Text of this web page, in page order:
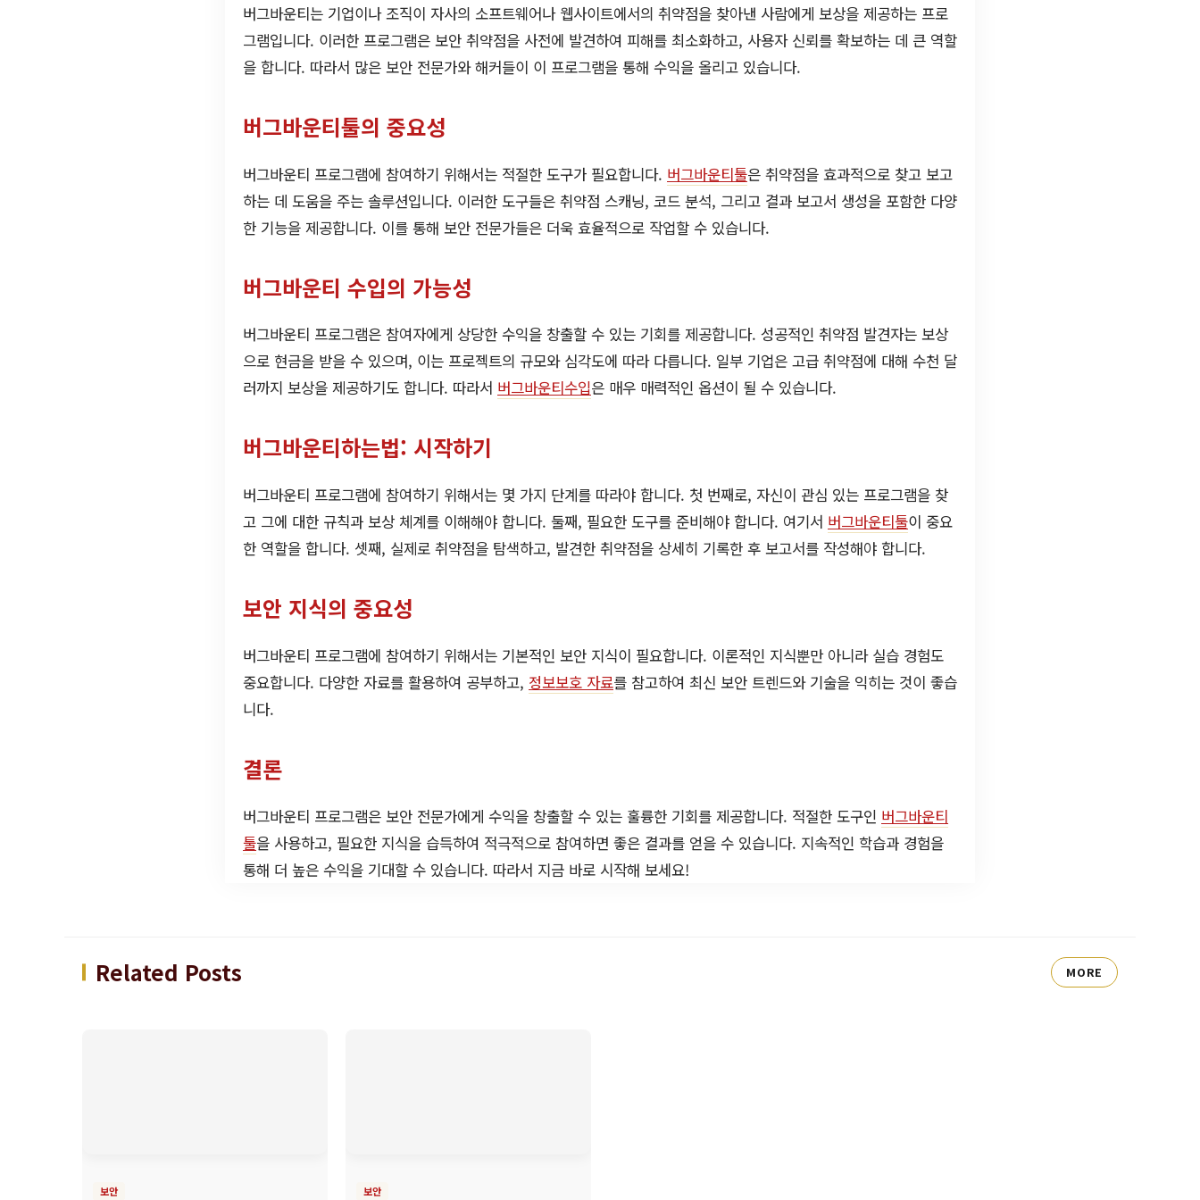
버그바운티는 기업이나 조직이 자사의 소프트웨어나 웹사이트에서의 취약점을 찾아낸 사람에게 보상을 제공하는 프로
그램입니다. 이러한 프로그램은 보안 취약점을 사전에 발견하여 피해를 최소화하고, 사용자 신뢰를 확보하는 데 큰 역할
을 합니다. 따라서 많은 보안 전문가와 해커들이 이 프로그램을 통해 수익을 올리고 있습니다.
버그바운티툴의 중요성
버그바운티 프로그램에 참여하기 위해서는 적절한 도구가 필요합니다. 버그바운티툴은 취약점을 효과적으로 찾고 보고
하는 데 도움을 주는 솔루션입니다. 이러한 도구들은 취약점 스캐닝, 코드 분석, 그리고 결과 보고서 생성을 포함한 다양
한 기능을 제공합니다. 이를 통해 보안 전문가들은 더욱 효율적으로 작업할 수 있습니다.
버그바운티 수입의 가능성
버그바운티 프로그램은 참여자에게 상당한 수익을 창출할 수 있는 기회를 제공합니다. 성공적인 취약점 발견자는 보상
으로 현금을 받을 수 있으며, 이는 프로젝트의 규모와 심각도에 따라 다릅니다. 일부 기업은 고급 취약점에 대해 수천 달
러까지 보상을 제공하기도 합니다. 따라서 버그바운티수입은 매우 매력적인 옵션이 될 수 있습니다.
버그바운티하는법: 시작하기
버그바운티 프로그램에 참여하기 위해서는 몇 가지 단계를 따라야 합니다. 첫 번째로, 자신이 관심 있는 프로그램을 찾
고 그에 대한 규칙과 보상 체계를 이해해야 합니다. 둘째, 필요한 도구를 준비해야 합니다. 여기서 버그바운티툴이 중요
한 역할을 합니다. 셋째, 실제로 취약점을 탐색하고, 발견한 취약점을 상세히 기록한 후 보고서를 작성해야 합니다.
보안 지식의 중요성
버그바운티 프로그램에 참여하기 위해서는 기본적인 보안 지식이 필요합니다. 이론적인 지식뿐만 아니라 실습 경험도
중요합니다. 다양한 자료를 활용하여 공부하고, 정보보호 자료를 참고하여 최신 보안 트렌드와 기술을 익히는 것이 좋습
니다.
결론
버그바운티 프로그램은 보안 전문가에게 수익을 창출할 수 있는 훌륭한 기회를 제공합니다. 적절한 도구인 버그바운티
툴을 사용하고, 필요한 지식을 습득하여 적극적으로 참여하면 좋은 결과를 얻을 수 있습니다. 지속적인 학습과 경험을
통해 더 높은 수익을 기대할 수 있습니다. 따라서 지금 바로 시작해 보세요!
Related Posts MORE
보안 보안